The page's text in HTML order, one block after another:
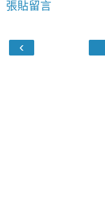
張貼留言
‹